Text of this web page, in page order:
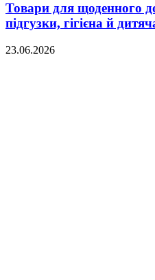
Товари для щоденного
підгузки, гігієна й
23.06.2026